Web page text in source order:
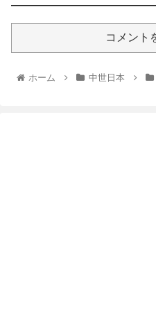
コメント
ホーム 中世日本